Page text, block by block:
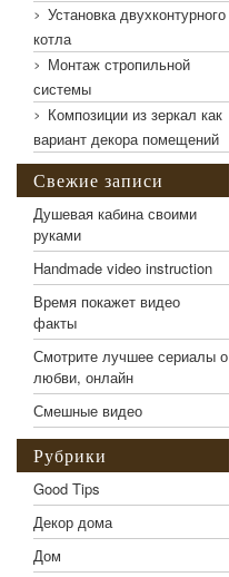
Установка двухконтурного
котла
Монтаж стропильной
системы
Композиции из зеркал как
вариант декора помещений
Свежие записи
Душевая кабина своими
руками
Handmade video instruction
Время покажет видео
факты
Смотрите лучшее сериалы о
любви, онлайн
Смешные видео
Рубрики
Good Tips
Декор дома
Дом